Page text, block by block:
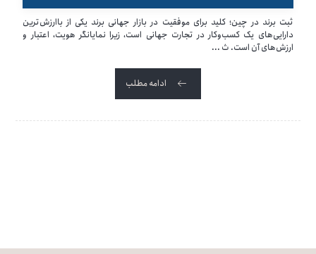
ثبت برند در چین؛ کلید برای موفقیت در بازار جهانی برند یکی از باارزش‌ترین
دارایی‌های یک کسب‌وکار در تجارت جهانی است، زیرا نمایانگر هویت، اعتبار و
ارزش‌های آن است. ث ...
ادامه مطلب